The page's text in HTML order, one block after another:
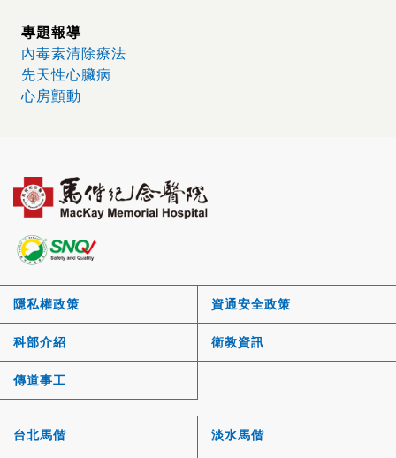
專題報導
內毒素清除療法
先天性心臟病
心房顫動
隱私權政策 資通安全政策
科部介紹 衛教資訊
傳道事工
台北馬偕 淡水馬偕